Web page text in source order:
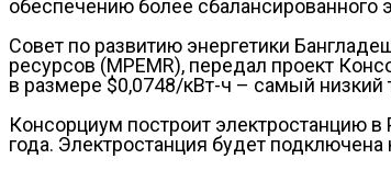
обеспечению более
Совет по развитию энергетики
ресурсов (MPEMR), передал проект
в размере $0,0748/кВт-ч – самый
Консорциум построит электростанцию в
года. Электростанция будет